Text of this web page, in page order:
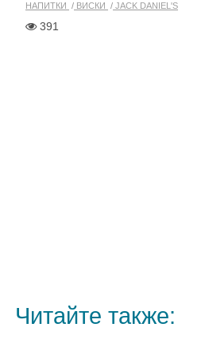
НАПИТКИ ВИСКИ JACK DANIEL'S
391
Читайте также: